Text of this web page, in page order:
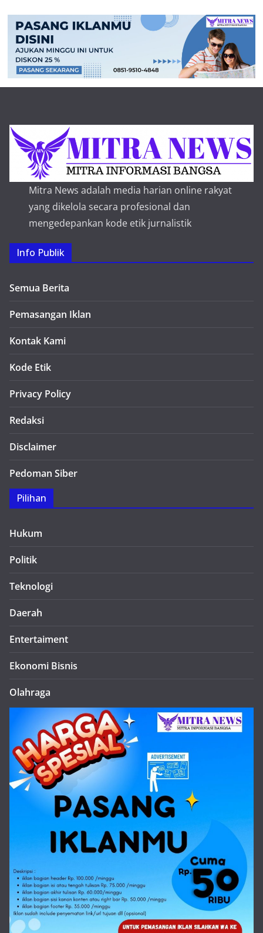
Mitra News adalah media harian online rakyat
yang dikelola secara profesional dan
mengedepankan kode etik jurnalistik
Info Publik
Semua Berita
Pemasangan Iklan
Kontak Kami
Kode Etik
Privacy Policy
Redaksi
Disclaimer
Pedoman Siber
Pilihan
Hukum
Politik
Teknologi
Daerah
Entertaiment
Ekonomi Bisnis
Olahraga